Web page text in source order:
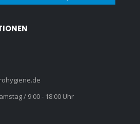
/ 9:00 - 18:00 Uhr